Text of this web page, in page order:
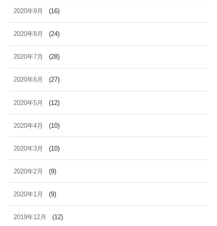
2020年9月 (16)
2020年8月 (24)
2020年7月 (28)
2020年6月 (27)
2020年5月 (12)
2020年4月 (10)
2020年3月 (10)
2020年2月 (9)
2020年1月 (9)
2019年12月 (12)